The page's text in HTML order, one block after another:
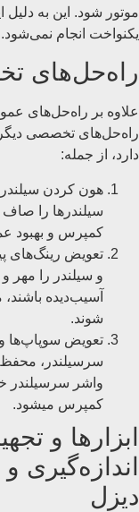
موتور شود. این به
یکنواخت انجام نمی‌شود.
راه‌حل‌های
علاوه بر راه‌حل‌های
راه‌حل‌های تخصصی
دارد، از جمله:
هون کردن
سیلندرها را
کمپرس و بهبود
تعویض رینگ‌های
و سیلندر را مهر
آسیب‌دیده
شوند.
تعویض سوپاپ‌ها
سرسیلندر،
واشر سرسیلندر
کمپرس میشود.
ابزارها و
اندازه‌گیری
دیزل